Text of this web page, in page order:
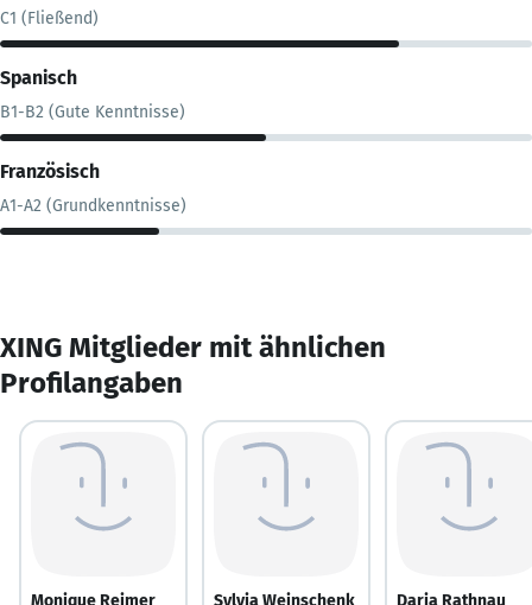
C1 (Fließend)
Spanisch
B1-B2 (Gute Kenntnisse)
Französisch
A1-A2 (Grundkenntnisse)
XING Mitglieder mit ähnlichen
Profilangaben
Monique Reimer Sylvia Weinschenk Daria Rathnau